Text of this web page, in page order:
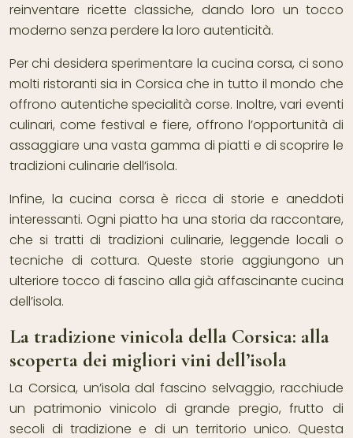
reinventare ricette classiche, dando loro un tocco
moderno senza perdere la loro autenticità.
Per chi desidera sperimentare la cucina corsa, ci sono
molti ristoranti sia in Corsica che in tutto il mondo che
offrono autentiche specialità corse. Inoltre, vari eventi
culinari, come festival e fiere, offrono l’opportunità di
assaggiare una vasta gamma di piatti e di scoprire le
tradizioni culinarie dell’isola.
Infine, la cucina corsa è ricca di storie e aneddoti
interessanti. Ogni piatto ha una storia da raccontare,
che si tratti di tradizioni culinarie, leggende locali o
tecniche di cottura. Queste storie aggiungono un
ulteriore tocco di fascino alla già affascinante cucina
dell’isola.
La tradizione vinicola della Corsica: alla
scoperta dei migliori vini dell’isola
La Corsica, un’isola dal fascino selvaggio, racchiude
un patrimonio vinicolo di grande pregio, frutto di
secoli di tradizione e di un territorio unico. Questa